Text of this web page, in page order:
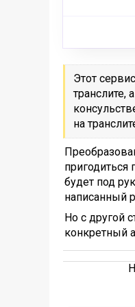
Этот
транслите,
на
пригодиться
будет под
написанный
Но с другой
конкретный